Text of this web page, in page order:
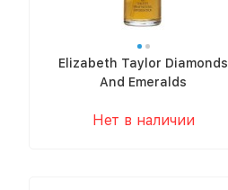
Elizabeth Taylor Diamonds
And Emeralds
Нет в наличии